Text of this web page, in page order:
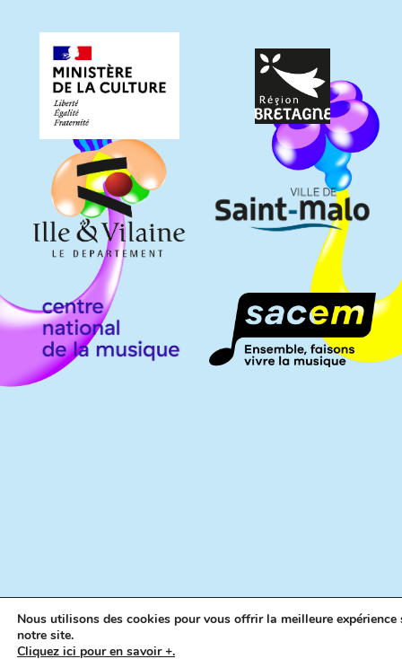
Nous utilisons des cookies pour vous offrir la meilleure expérience
notre site.
Cliquez ici pour en savoir +.